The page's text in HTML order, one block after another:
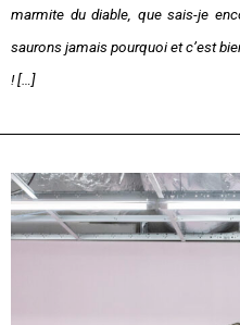
marmite du diable, que sais-je
saurons jamais pourquoi et c’est
! […]